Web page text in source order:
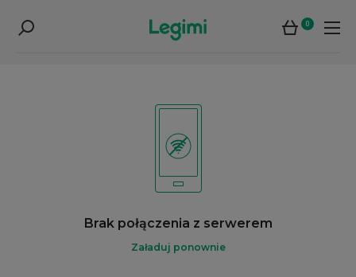
0
Brak połączenia z serwerem
Załaduj ponownie